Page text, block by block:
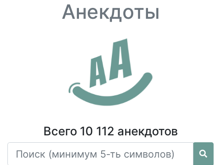
Анекдоты
Всего 10 112 анекдотов